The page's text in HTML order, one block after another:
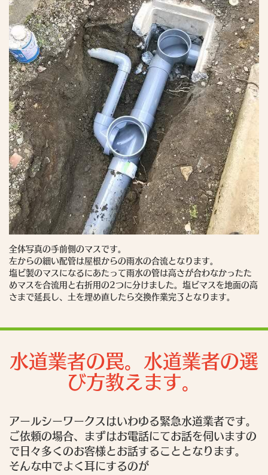
全体写真の手前側のマスです。
左からの細い配管は屋根からの雨水の合流となります。
塩ビ製のマスになるにあたって雨水の管は高さが合わなかったた
めマスを合流用と右折用の2つに分けました。塩ビマスを地面の高
さまで延長し、土を埋め直したら交換作業完了となります。
水道業者の罠。水道業者の選
び方教えます。
アールシーワークスはいわゆる緊急水道業者です。
ご依頼の場合、まずはお電話にてお話を伺いますの
で日々多くのお客様とお話することとなります。
そんな中でよく耳にするのが